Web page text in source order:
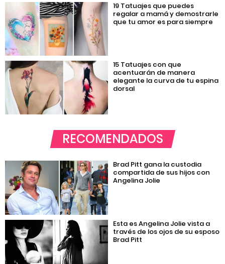
19 Tatuajes que puedes
regalar a mamá y demostrarle
que tu amor es para siempre
15 Tatuajes con que
acentuarán de manera
elegante la curva de tu espina
dorsal
RECOMENDADOS
Brad Pitt gana la custodia
compartida de sus hijos con
Angelina Jolie
Esta es Angelina Jolie vista a
través de los ojos de su esposo
Brad Pitt